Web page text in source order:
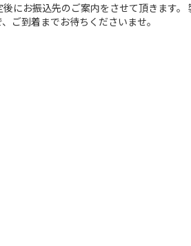
にお振込先のご案内をさせて頂きます
ご到着までお待ちくださいませ。